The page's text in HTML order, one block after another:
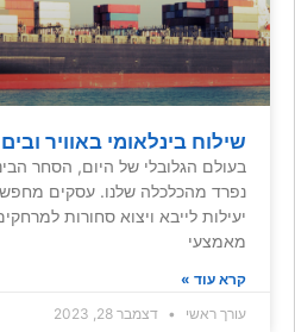
שילוח בינלאומי באוויר ובים
בעולם הגלובלי של היום, הסחר
נפרד מהכלכלה שלנו. עסקים
יעילות לייבא ויצוא סחורות
מאמצעי
קרא עוד »
עורך ראשי
דצמבר 28, 2023